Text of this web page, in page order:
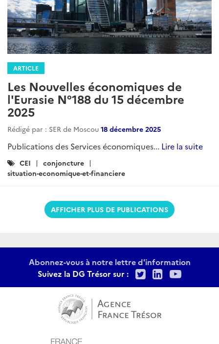
ARTICLE
Les Nouvelles économiques de
l'Eurasie N°188 du 15 décembre
2025
Rédigé par : SER de Moscou 18 décembre 2025
Publications des Services économiques... Lire la suite
Catégories
:
CEI
conjoncture
situation-economique-et-financiere
AFFICHER PLUS DE PUBLICATIONS
Abonnez-vous à notre lettre d'information
Suivez la DG Trésor sur :
TwitterLinkedIn